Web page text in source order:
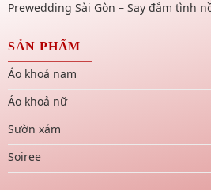
Prewedding Sài Gòn – Say đắm tình
SẢN PHẨM
Áo khoả nam
Áo khoả nữ
Sườn xám
Soiree